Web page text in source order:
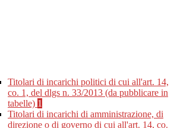
Titolari di incarichi politici di cui all'art. 14,
co. 1, del dlgs n. 33/2013 (da pubblicare in
tabelle) 1
Titolari di incarichi di amministrazione, di
direzione o di governo di cui all'art. 14, co.